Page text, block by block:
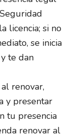
licencia; si no
se inicia
te dan
al renovar,
y presentar
tu presencia
renovar al